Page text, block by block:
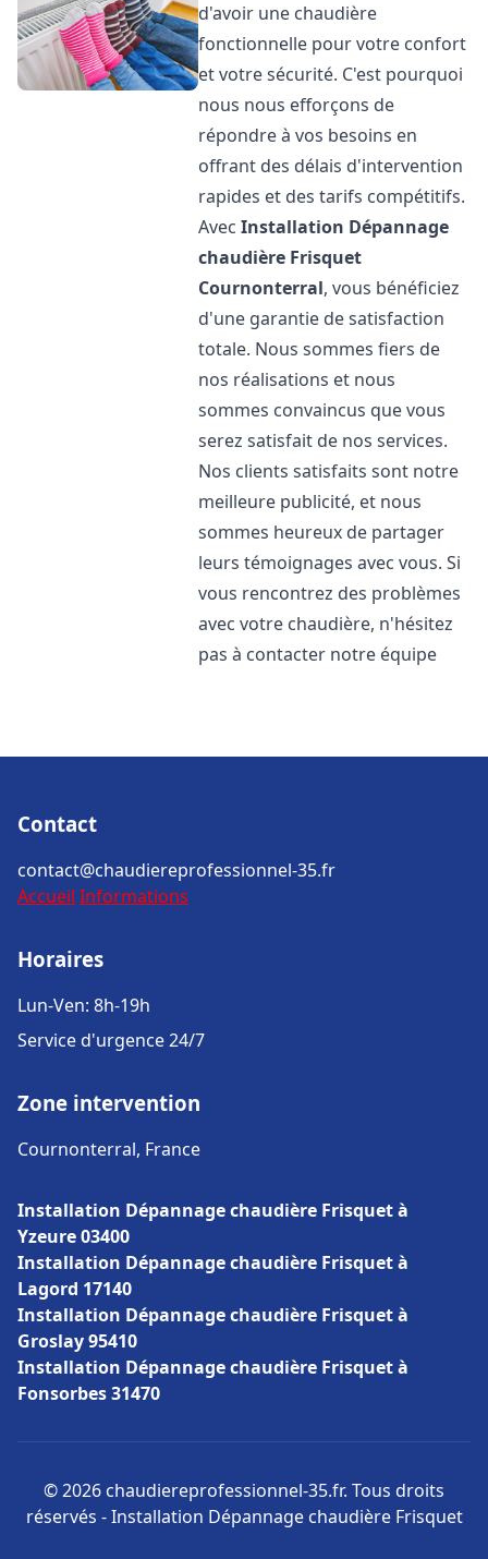
d'avoir une chaudière
fonctionnelle pour votre confort
et votre sécurité. C'est pourquoi
nous nous efforçons de
répondre à vos besoins en
offrant des délais d'intervention
rapides et des tarifs compétitifs.
AvecInstallation Dépannage
chaudière Frisquet
Cournonterral, vous bénéficiez
d'une garantie de satisfaction
totale. Nous sommes fiers de
nos réalisations et nous
sommes convaincus que vous
serez satisfait de nos services.
Nos clients satisfaits sont notre
meilleure publicité, et nous
sommes heureux de partager
leurs témoignages avec vous. Si
vous rencontrez des problèmes
avec votre chaudière, n'hésitez
pas à contacter notre équipe
Contact
contact@chaudiereprofessionnel-35.fr
Accueil Informations
Horaires
Lun-Ven: 8h-19h
Service d'urgence 24/7
Zone intervention
Cournonterral, France
Installation Dépannage chaudière Frisquet à
Yzeure 03400
Installation Dépannage chaudière Frisquet à
Lagord 17140
Installation Dépannage chaudière Frisquet à
Groslay 95410
Installation Dépannage chaudière Frisquet à
Fonsorbes 31470
© 2026 chaudiereprofessionnel-35.fr. Tous droits
réservés - Installation Dépannage chaudière Frisquet